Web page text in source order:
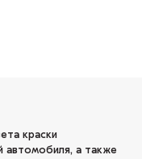
краски
автомобиля, а также